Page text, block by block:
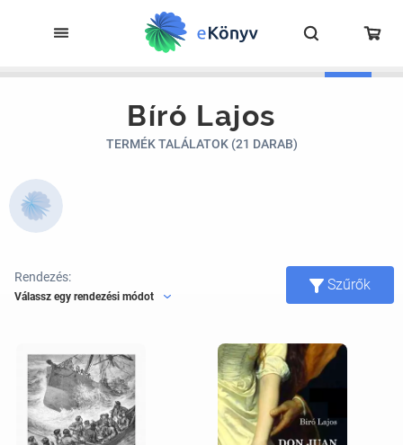
Bíró Lajos
TERMÉK TALÁLATOK (21 DARAB)
Rendezés:
Válassz egy rendezési módot
Szűrők